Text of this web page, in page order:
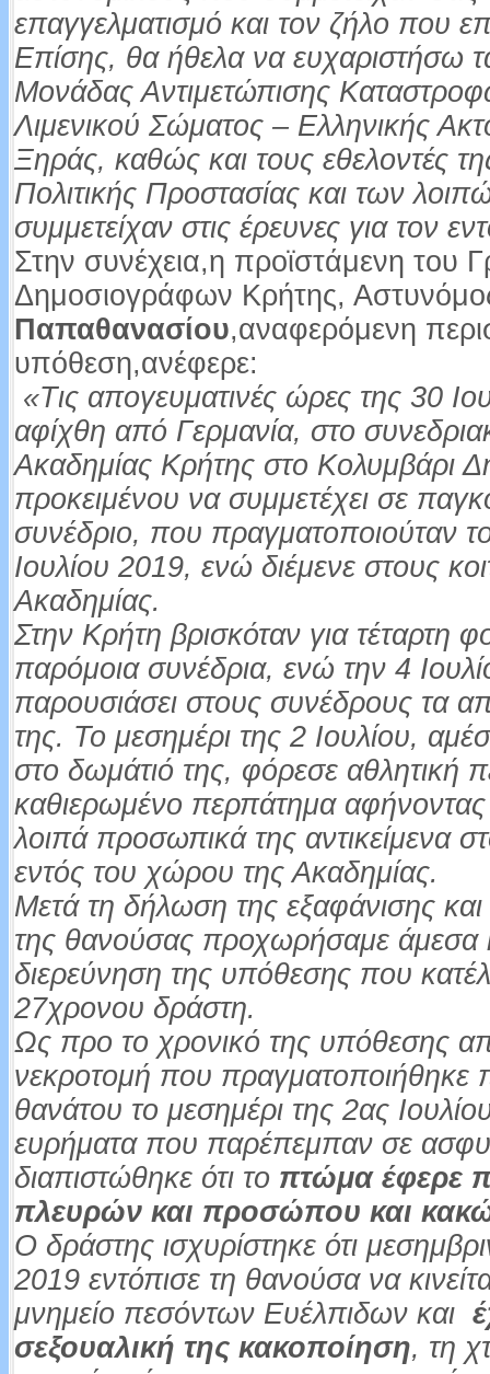
επαγγελματισμό και τον ζήλο που
Επίσης, θα ήθελα να ευχαριστήσω
Μονάδας Αντιμετώπισης
Λιμενικού Σώματος – Ελληνικής
Ξηράς, καθώς και τους εθελοντές
Πολιτικής Προστασίας και των
συμμετείχαν στις έρευνες για τον
Στην συνέχεια,η προϊστάμενη του
Δημοσιογράφων Κρήτης,
Παπαθανασίου,αναφερόμενη
υπόθεση,ανέφερε:
«Τις απογευματινές ώρες της 30
αφίχθη από Γερμανία, στο
Ακαδημίας Κρήτης στο Κολυμβάρι
προκειμένου να συμμετέχει σε
συνέδριο, που πραγματοποιούταν
Ιουλίου 2019, ενώ διέμενε στους
Ακαδημίας.
Στην Κρήτη βρισκόταν για τέταρτη
παρόμοια συνέδρια, ενώ την 4
παρουσιάσει στους συνέδρους τα
της. Το μεσημέρι της 2 Ιουλίου,
στο δωμάτιό της, φόρεσε αθλητική
καθιερωμένο περπάτημα αφήνοντας
λοιπά προσωπικά της αντικείμενα
εντός του χώρου της Ακαδημίας.
Μετά τη δήλωση της εξαφάνισης
της θανούσας προχωρήσαμε άμεσα
διερεύνηση της υπόθεσης που
27χρονου δράστη.
Ως προ το χρονικό της υπόθεσης
νεκροτομή που πραγματοποιήθηκε
θανάτου το μεσημέρι της 2ας
ευρήματα που παρέπεμπαν σε
διαπιστώθηκε ότι το πτώμα έφερε
πλευρών και προσώπου και
Ο δράστης ισχυρίστηκε ότι
2019 εντόπισε τη θανούσα να
μνημείο πεσόντων Ευέλπιδων και
σεξουαλική της κακοποίηση, τη